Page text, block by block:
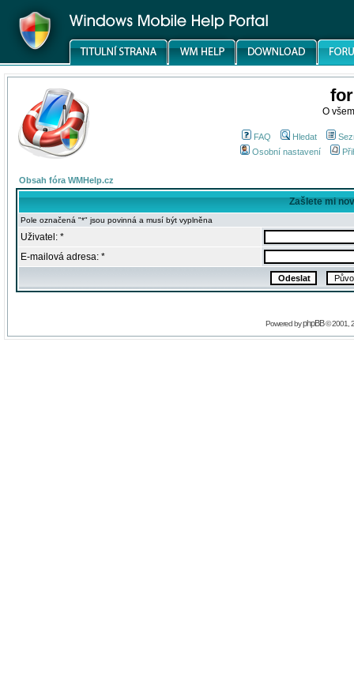
O
FAQ Hledat
Osobní nastavení
Obsah fóra WMHelp.cz
Zašlete mi
Pole označená "*" jsou povinná a musí být vyplněna
Uživatel: *
E-mailová adresa: *
Powered byphpBB© 2001,